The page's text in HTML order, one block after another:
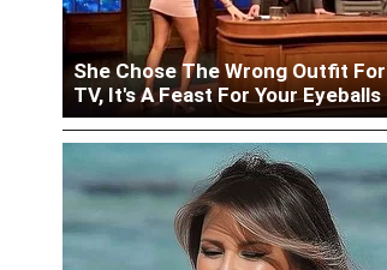
She Chose The Wrong Outfit For
TV, It's A Feast For Your Eyeballs
Woman Lives In Garage - Don't
Judge Until You Peek Inside